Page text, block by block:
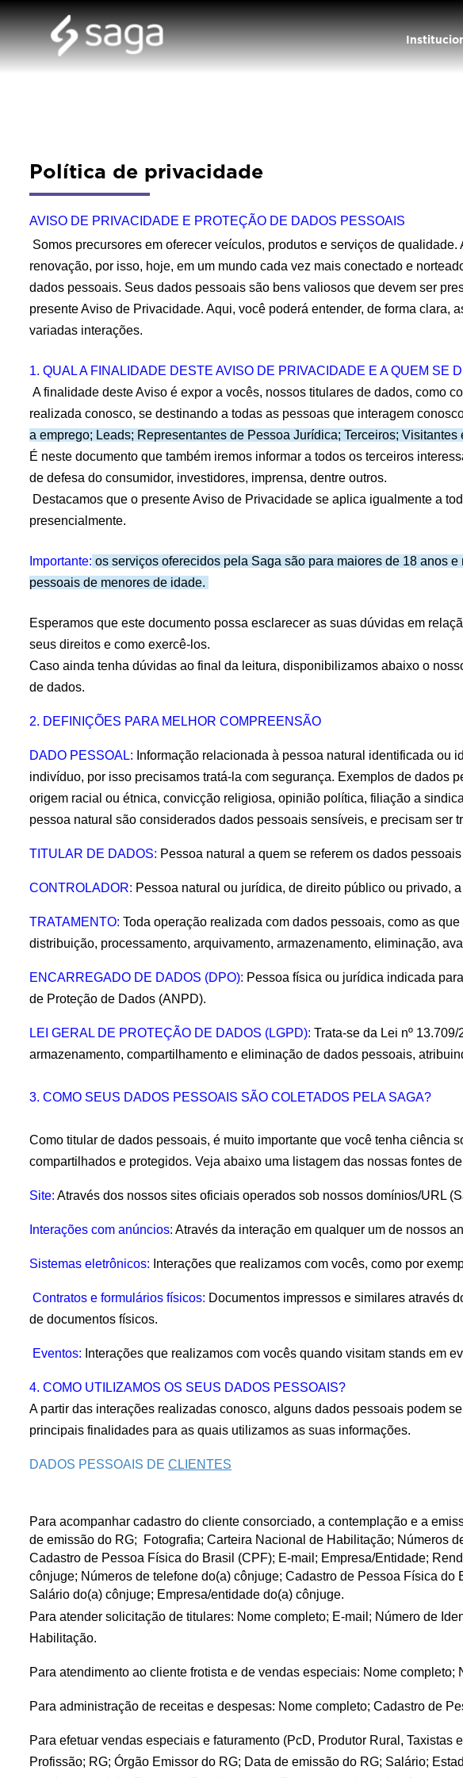
Política de privacidade
AVISO DE PRIVACIDADE E PROTEÇÃO DE DADOS PESSOAIS
Somos precursores em oferecer veículos, produtos e serviços de
renovação, por isso, hoje, em um mundo cada vez mais conectado e
dados pessoais. Seus dados pessoais são bens valiosos que devem ser
presente Aviso de Privacidade. Aqui, você poderá entender, de forma clara,
variadas interações.
1. QUAL A FINALIDADE DESTE AVISO DE PRIVACIDADE E A QUEM SE
A finalidade deste Aviso é expor a vocês, nossos titulares de dados, como
realizada conosco, se destinando a todas as pessoas que interagem
a emprego; Leads; Representantes de Pessoa Jurídica; Terceiros; Visitantes
É neste documento que também iremos informar a todos os terceiros
de defesa do consumidor, investidores, imprensa, dentre outros.
Destacamos que o presente Aviso de Privacidade se aplica igualmente a
presencialmente.
Importante: os serviços oferecidos pela Saga são para maiores de 18 anos
pessoais de menores de idade.
Esperamos que este documento possa esclarecer as suas dúvidas em
seus direitos e como exercê-los.
Caso ainda tenha dúvidas ao final da leitura, disponibilizamos abaixo o
de dados.
2. DEFINIÇÕES PARA MELHOR COMPREENSÃO
DADO PESSOAL: Informação relacionada à pessoa natural identificada ou
indivíduo, por isso precisamos tratá-la com segurança. Exemplos de dados
origem racial ou étnica, convicção religiosa, opinião política, filiação a
pessoa natural são considerados dados pessoais sensíveis, e precisam ser
TITULAR DE DADOS: Pessoa natural a quem se referem os dados
CONTROLADOR: Pessoa natural ou jurídica, de direito público ou privado,
TRATAMENTO: Toda operação realizada com dados pessoais, como as
distribuição, processamento, arquivamento, armazenamento, eliminação,
ENCARREGADO DE DADOS (DPO): Pessoa física ou jurídica indicada
de Proteção de Dados (ANPD).
LEI GERAL DE PROTEÇÃO DE DADOS (LGPD): Trata-se da Lei nº
armazenamento, compartilhamento e eliminação de dados pessoais,
3. COMO SEUS DADOS PESSOAIS SÃO COLETADOS PELA SAGA?
Como titular de dados pessoais, é muito importante que você tenha ciência
compartilhados e protegidos. Veja abaixo uma listagem das nossas fontes
Site: Através dos nossos sites oficiais operados sob nossos domínios/URL
Interações com anúncios: Através da interação em qualquer um de nossos
Sistemas eletrônicos: Interações que realizamos com vocês, como por
Contratos e formulários físicos: Documentos impressos e similares através
de documentos físicos.
Eventos: Interações que realizamos com vocês quando visitam stands em
4. COMO UTILIZAMOS OS SEUS DADOS PESSOAIS?
A partir das interações realizadas conosco, alguns dados pessoais podem
principais finalidades para as quais utilizamos as suas informações.
DADOS PESSOAIS DE CLIENTES
Para acompanhar cadastro do cliente consorciado, a contemplação e a
de emissão do RG;  Fotografia; Carteira Nacional de Habilitação; Números
Cadastro de Pessoa Física do Brasil (CPF); E-mail; Empresa/Entidade;
cônjuge; Números de telefone do(a) cônjuge; Cadastro de Pessoa Física
Salário do(a) cônjuge; Empresa/entidade do(a) cônjuge.
Para atender solicitação de titulares: Nome completo; E-mail; Número de
Habilitação.
Para atendimento ao cliente frotista e de vendas especiais: Nome
Para administração de receitas e despesas: Nome completo; Cadastro de
Para efetuar vendas especiais e faturamento (PcD, Produtor Rural,
Profissão; RG; Órgão Emissor do RG; Data de emissão do RG; Salário;